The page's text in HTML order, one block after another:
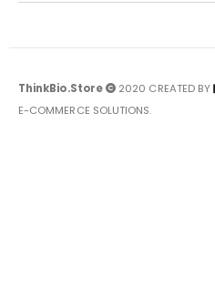
ThinkBio.Store 2020 CREATED BY
E-COMMERCE SOLUTIONS.